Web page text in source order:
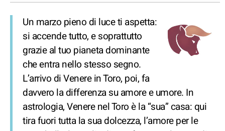
Un marzo pieno di luce ti aspetta:
si accende tutto, e soprattutto
grazie al tuo pianeta dominante
che entra nello stesso segno.
L’arrivo di Venere in Toro, poi, fa
davvero la differenza su amore e umore. In
astrologia, Venere nel Toro è la “sua” casa: qui
tira fuori tutta la sua dolcezza, l’amore per le